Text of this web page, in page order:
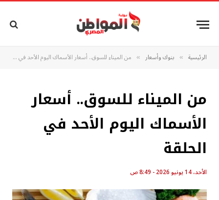
الرئيسية » بنوك وأسعار » من الميناء للسوق.. أسعار الأسماك اليوم الأحد في الحلقة
من الميناء للسوق.. أسعار
الأسماك اليوم الأحد في
الحلقة
الأحد، 14 يونيو 2026 - 8:49 ص